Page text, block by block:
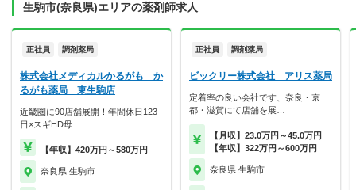
生駒市(奈良県)エリアの薬剤師求人
正社員 調剤薬局
株式会社メディカルかるがも か
るがも薬局 東生駒店
近畿圏に90店舗展開！年間休日123
日×スギHD母…
【年収】420万円～580万円
奈良県 生駒市
正社員 調剤薬局
ビックリー株式会社 アリス薬局
定着率の良い会社です、奈良・京
都・滋賀にて店舗を展…
【月収】23.0万円～45.0万円
【年収】322万円～600万円
奈良県 生駒市